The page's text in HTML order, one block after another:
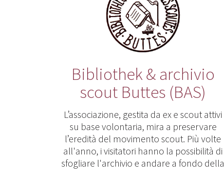
Bibliothek & archivio
scout Buttes (BAS)
L’associazione, gestita da ex e scout attivi
su base volontaria, mira a preservare
l’eredità del movimento scout. Più volte
all'anno, i visitatori hanno la possibilità di
sfogliare l'archivio e andare a fondo della